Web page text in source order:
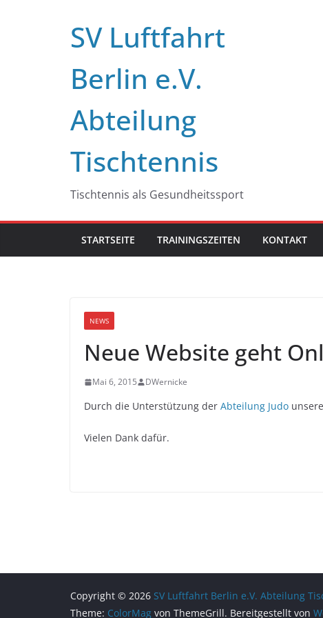
SV Luftfahrt
Berlin e.V.
Abteilung
Tischtennis
Tischtennis als Gesundheitssport
STARTSEITE TRAININGSZEITEN KONTAKT
NEWS
Neue Website geht
Mai 6, 2015 DWernicke
Durch die Unterstützung der Abteilung Judo
Vielen Dank dafür.
Copyright © 2026 SV Luftfahrt Berlin e.V. Abteilung
Theme: ColorMag von ThemeGrill. Bereitgestellt von